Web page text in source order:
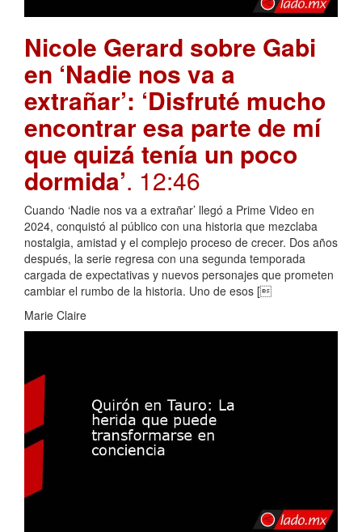
Nicole Gerard sobre Gabi
en ‘Nadie nos va a
extrañar’: ‘Disfruté mucho
encontrar esa parte de mí
que quizá tenía un poco
dormida’. 12:46
Cuando ‘Nadie nos va a extrañar’ llegó a Prime Video en
2024, conquistó al público con una historia que mezclaba
nostalgia, amistad y el complejo proceso de crecer. Dos años
después, la serie regresa con una segunda temporada
cargada de expectativas y nuevos personajes que prometen
cambiar el rumbo de la historia. Uno de esos [
Marie Claire